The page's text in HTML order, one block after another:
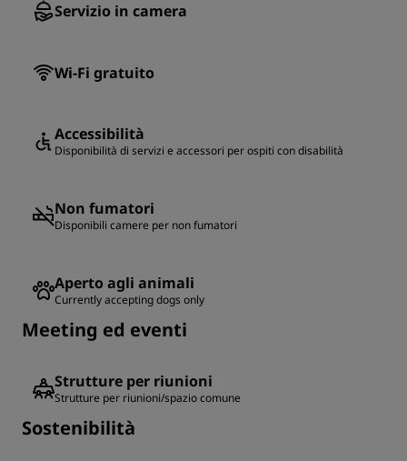
Servizio in camera
Wi-Fi gratuito
Accessibilità
Disponibilità di servizi e accessori per ospiti con disabilità
Non fumatori
Disponibili camere per non fumatori
Aperto agli animali
Currently accepting dogs only
Meeting ed eventi
Strutture per riunioni
Strutture per riunioni/spazio comune
Sostenibilità